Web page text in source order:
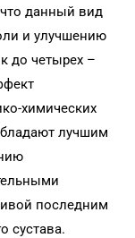
что данный вид
и улучшению
до четырех –
химических
лучшим
последним
сустава.